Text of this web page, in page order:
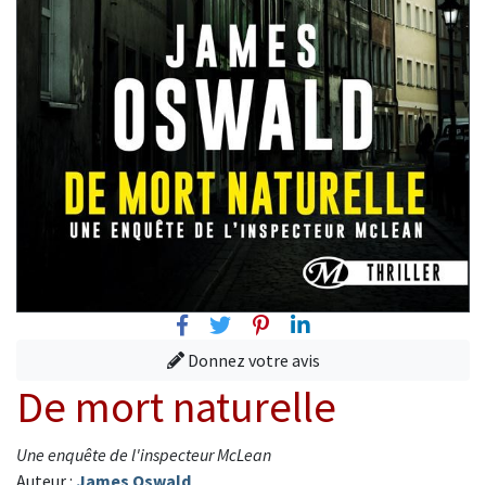
FacebookTwitterPinterest
Linkedin
Donnez votre avis
De mort naturelle
Une enquête de l'inspecteur McLean